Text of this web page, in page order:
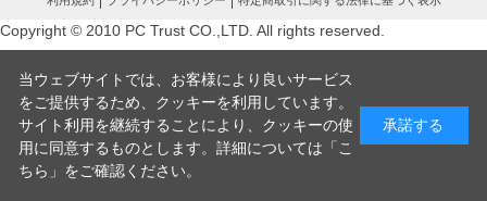
Copyright © 2010 PC Trust CO.,LTD. All rights reserved.
当ウェブサイトでは、お客様により良いサービス
をご提供するため、クッキーを利用しています。
サイト利用を継続することにより、クッキーの使
用に同意するものとします。詳細については「 こ
ちら 」をご確認ください。
承諾する